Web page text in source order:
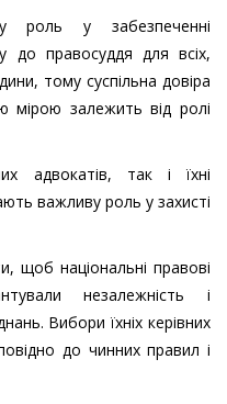
роль у забезпеченні
до правосуддя для всіх,
тому суспільна довіра
мірою залежить від ролі
адвокатів, так і їхні
важливу роль у захисті
щоб національні правові
незалежність і
Вибори їхніх керівних
до чинних правил і